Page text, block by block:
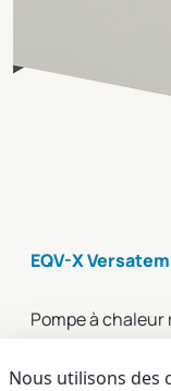
EQV-X
Pompe à
intérieure,
Nous utilisons des